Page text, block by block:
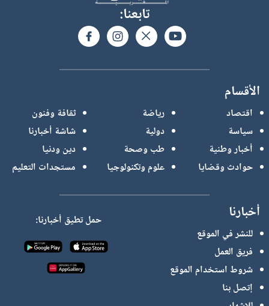
تابعنا:
الأقسام
ثقافة وفنون
شاشة أخبارنا
دين ودنيا
مستجدات التعليم
رياضة
دولية
طب وصحة
علوم وتكنولوجيا
اقتصاد
سياسة
أخبار وطنية
حوادث وقضايا
حمل تطيق أخبارنا: أخبارنا
للنشر في الموقع
فريق العمل
شروط استخدام الموقع
إتصل بنا